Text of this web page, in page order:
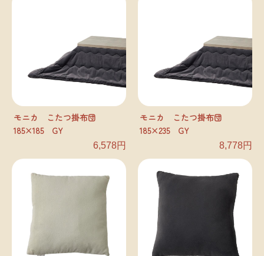
モニカ こたつ掛布団
185×185 GY
6,578円
モニカ こたつ掛布団
185×235 GY
8,778円